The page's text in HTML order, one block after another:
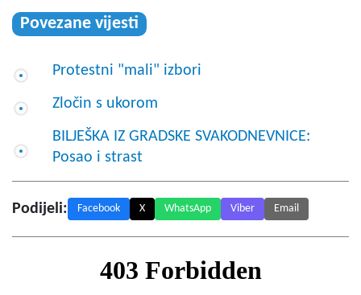
Povezane vijesti
Protestni "mali" izbori
Zločin s ukorom
BILJEŠKA IZ GRADSKE SVAKODNEVNICE:
Posao i strast
Podijeli: Facebook X WhatsApp Viber Email